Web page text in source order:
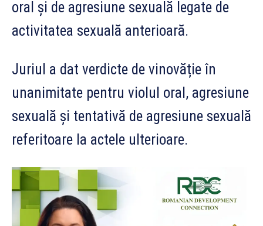
oral și de agresiune sexuală legate de
activitatea sexuală anterioară.
Juriul a dat verdicte de vinovăție în
unanimitate pentru violul oral, agresiune
sexuală și tentativă de agresiune sexuală
referitoare la actele ulterioare.